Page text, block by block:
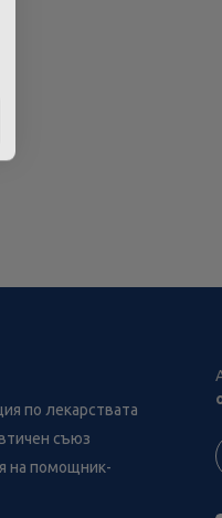
по лекарствата
съюз
на помощник-